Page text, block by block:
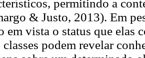
permitindo a
& Justo, 2013). Em
em vista o status que elas
classes podem revelar